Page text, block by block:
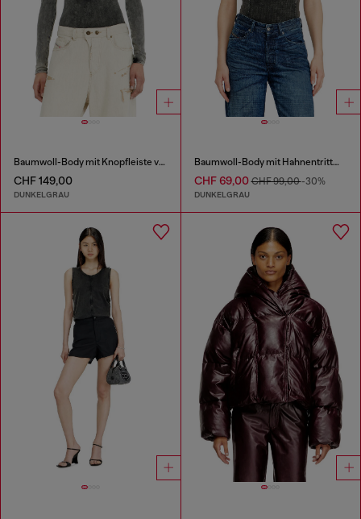
Baumwoll-Body mit Knopfleiste vorn
CHF 149,00
DUNKELGRAU
Baumwoll-Body mit Hahnentrittmuster
CHF 69,00CHF 99,00-30%
DUNKELGRAU